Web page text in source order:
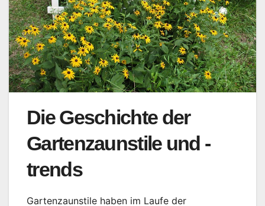
Die Geschichte der
Gartenzaunstile und -
trends
Gartenzaunstile haben im Laufe der